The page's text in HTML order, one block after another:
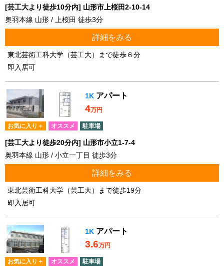
[芸工大より徒歩10分内] 山形市上桜田2-10-14
奥羽本線 山形 / 上桜田 徒歩3分
詳細をみる
東北芸術工科大学（芸工大）まで徒歩６分
即入居可
1K アパート
4万円
お気に入り＋ オススメ 駐車場
[芸工大より徒歩20分内] 山形市小立1-7-4
奥羽本線 山形 / 小立一丁目 徒歩3分
詳細をみる
東北芸術工科大学（芸工大）まで徒歩19分
即入居可
1K アパート
3.6万円
お気に入り＋ オススメ 駐車場